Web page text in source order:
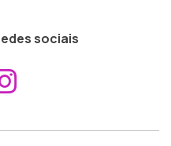
sociais
ao